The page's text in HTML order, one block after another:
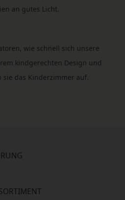
an gutes Licht.
wie schnell sich unsere
kindgerechten Design und
das Kinderzimmer auf.